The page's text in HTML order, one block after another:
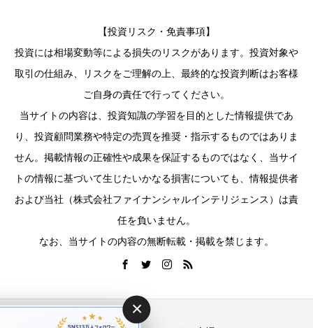
【投資リスク・免責事項】
投資には相場変動等による損失のリスクがあります。投資対象や
取引の仕組み、リスクをご理解の上、最終的な投資判断はお客様
ご自身の責任で行ってください。
当サイトの内容は、投資知識の学習を目的とした情報提供であ
り、投資顧問業務や特定の売買を推奨・指示するものではありま
せん。掲載情報の正確性や成果を保証するものではなく、当サイ
トの情報に基づいて生じたいかなる損害についても、情報提供者
および当社（株式会社ファイナンシャルインテリジェンス）は責
任を負いません。
なお、当サイトの内容の無断転載・掲載を禁じます。
×